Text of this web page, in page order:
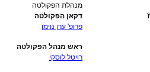
מנהלת הפקולטה
דקאן הפקולטה
פרופ' ערן נוימן
ראש מנהל הפקולטה
רויטל לוסקי